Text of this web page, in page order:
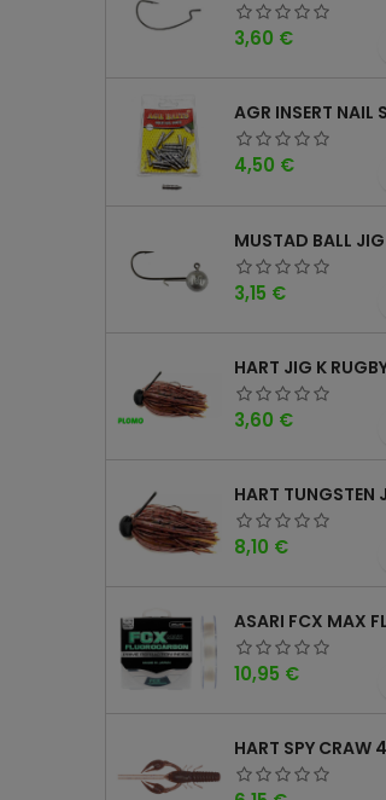
Precio
3,60 €
Precio
4,50 €
Precio
3,15 €
Precio
3,60 €
Precio
8,10 €
Precio
10,95 €